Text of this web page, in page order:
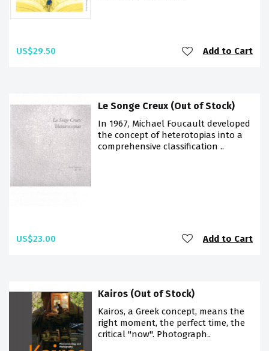
US$29.50 Add to Cart
Le Songe Creux (Out of Stock)
In 1967, Michael Foucault developed
the concept of heterotopias into a
comprehensive classification ..
US$23.00 Add to Cart
Kairos (Out of Stock)
Kairos, a Greek concept, means the
right moment, the perfect time, the
critical "now". Photograph..